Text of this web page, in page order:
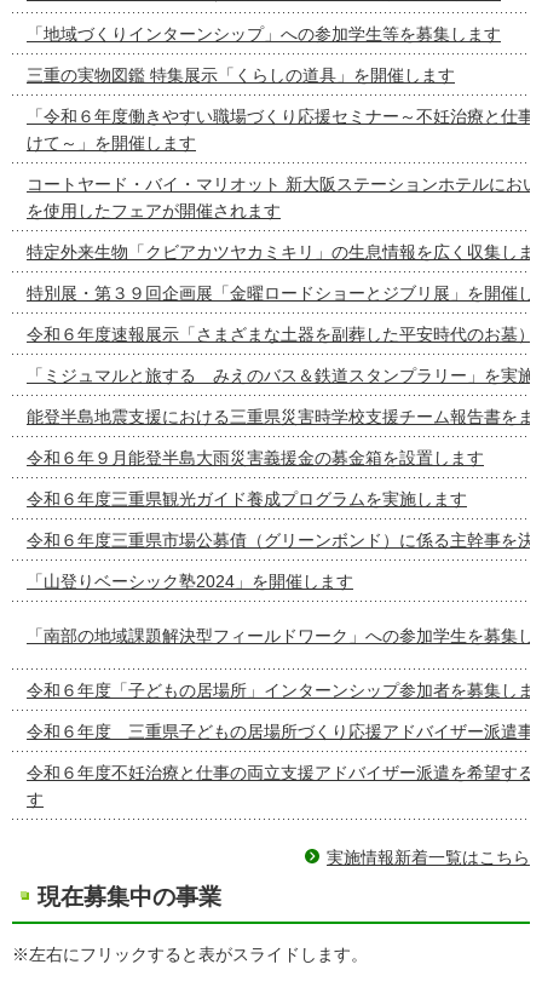
「地域づくりインターンシップ」への参加学生等を募集します
三重の実物図鑑 特集展示「くらしの道具」を開催します
「令和６年度働きやすい職場づくり応援セミナー～不妊治療と仕
けて～」を開催します
コートヤード・バイ・マリオット 新大阪ステーションホテルにお
を使用したフェアが開催されます
特定外来生物「クビアカツヤカミキリ」の生息情報を広く収集しま
特別展・第３９回企画展「金曜ロードショーとジブリ展」を開催し
令和６年度速報展示「さまざまな土器を副葬した平安時代のお墓）
「ミジュマルと旅する みえのバス＆鉄道スタンプラリー」を実施
能登半島地震支援における三重県災害時学校支援チーム報告書をま
令和６年９月能登半島大雨災害義援金の募金箱を設置します
令和６年度三重県観光ガイド養成プログラムを実施します
令和６年度三重県市場公募債（グリーンボンド）に係る主幹事を決
「山登りベーシック塾2024」を開催します
「南部の地域課題解決型フィールドワーク」への参加学生を募集し
令和６年度「子どもの居場所」インターンシップ参加者を募集しま
令和６年度 三重県子どもの居場所づくり応援アドバイザー派遣事
令和６年度不妊治療と仕事の両立支援アドバイザー派遣を希望する
す
実施情報新着一覧はこちら
現在募集中の事業
※左右にフリックすると表がスライドします。